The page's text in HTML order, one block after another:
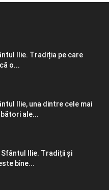
Ilie. Tradiția pe care
o...
Ilie, una dintre cele mai
ale...
Sfântul Ilie. Tradiții și
bine...